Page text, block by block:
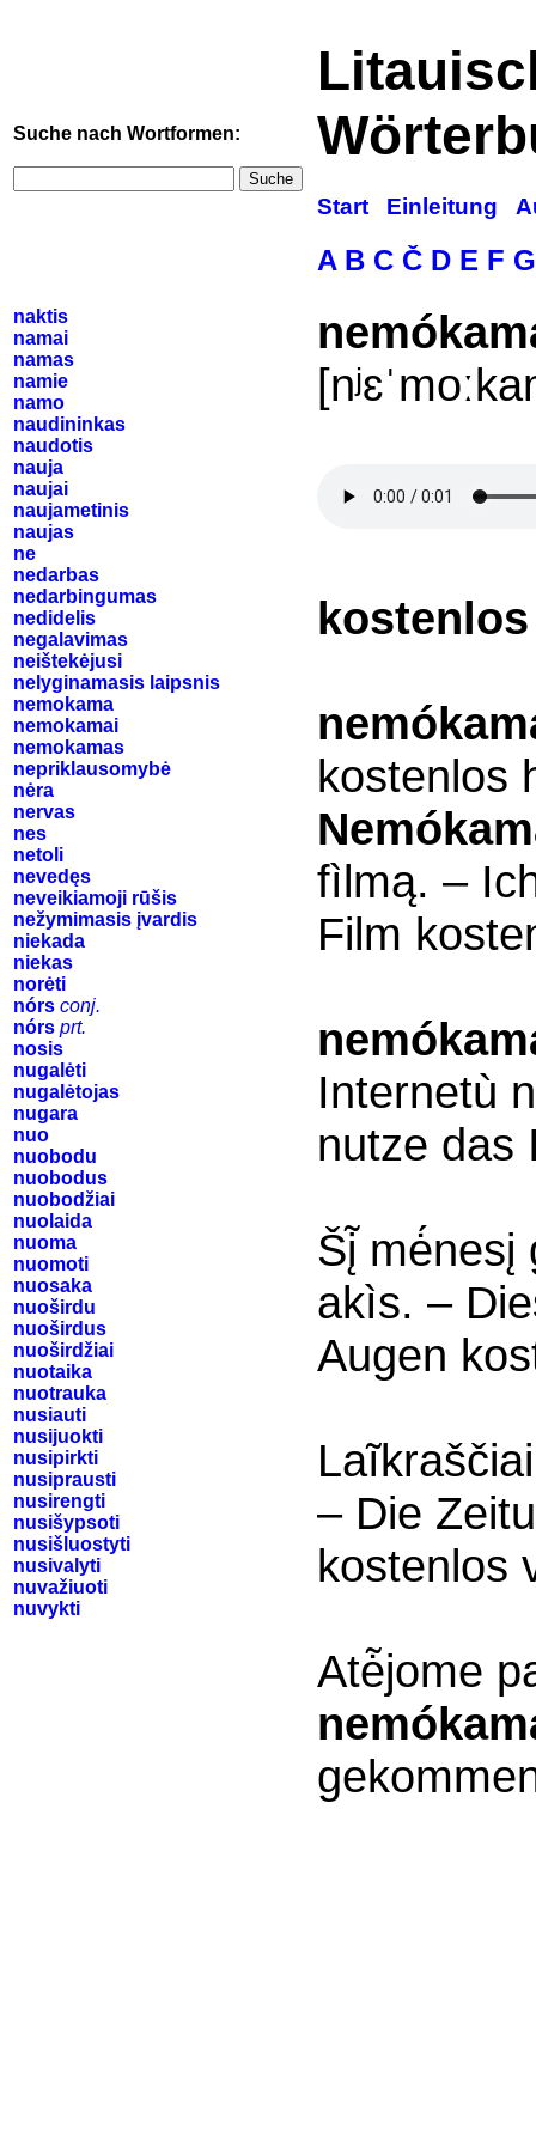
Suche nach Wortformen:
Suche
Start Einleitung
A B C Č D E F G
naktis
namai
namas
namie
namo
naudininkas
naudotis
nauja
naujai
naujametinis
naujas
ne
nedarbas
nedarbingumas
nedidelis
negalavimas
neištekėjusi
nelyginamasis laipsnis
nemokama
nemokamai
nemokamas
nepriklausomybė
nėra
nervas
nes
netoli
nevedęs
neveikiamoji rūšis
nežymimasis įvardis
niekada
niekas
norėti
nórs conj.
nórs prt.
nosis
nugalėti
nugalėtojas
nugara
nuo
nuobodu
nuobodus
nuobodžiai
nuolaida
nuoma
nuomoti
nuosaka
nuoširdu
nuoširdus
nuoširdžiai
nuotaika
nuotrauka
nusiauti
nusijuokti
nusipirkti
nusiprausti
nusirengti
nusišypsoti
nusišluostyti
nusivalyti
nuvažiuoti
nuvykti
kostenlos
kostenlos
fìlmą. –
Film
Internetù
nutze das
Šį̃
akìs. –
Augen
– Die
kostenlos
Atė̃jome